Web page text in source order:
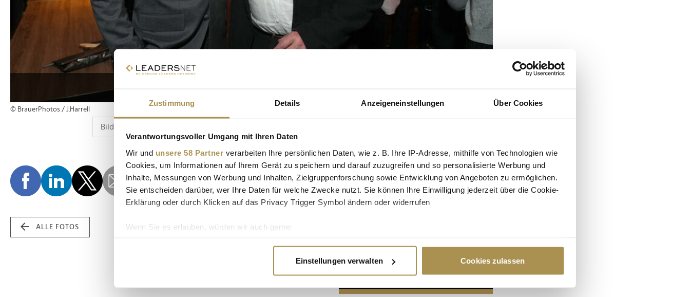
Zustimmung Details Anzeigeneinstellungen Über Cookies
Verantwortungsvoller Umgang mit Ihren Daten
Wir und unsere 58 Partner verarbeiten Ihre persönlichen Daten, wie z. B. Ihre IP-Adresse, mithilfe von Technologien wie
Cookies, um Informationen auf Ihrem Gerät zu speichern und darauf zuzugreifen und so personalisierte Werbung und
Inhalte, Messungen von Werbung und Inhalten, Zielgruppenforschung sowie Entwicklung von Angeboten zu ermöglichen.
Sie entscheiden darüber, wer Ihre Daten für welche Zwecke nutzt. Sie können Ihre Einwilligung jederzeit über die Cookie-
Erklärung oder durch Klicken auf das Privacy Trigger Symbol ändern oder widerrufen
Wenn Sie es erlauben, würden wir auch gerne:
Erfahren Sie mehr darüber, wie Ihre persönlichen Daten verarbeitet werden, und legen Sie Ihre Präferenzen im
Einstellungen verwalten Cookies zulassen
© BrauerPhotos / J.Harrell
ALLE FOTOS
Advertisement